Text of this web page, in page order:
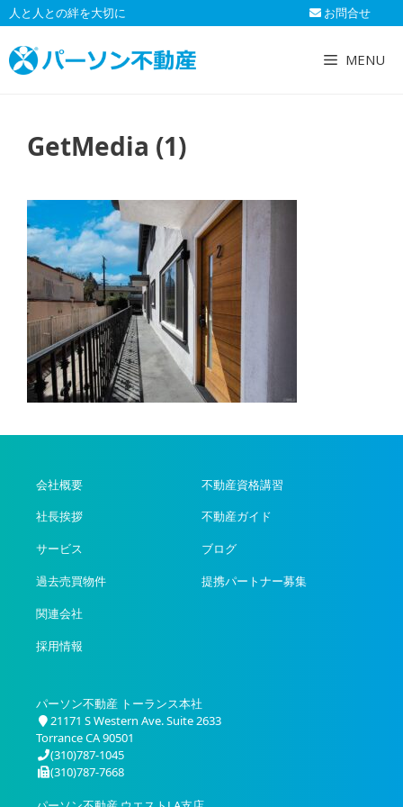
コ
ン
テ
ン
人と人との絆を大切に お問合せ
MENU
GetMedia (1)
会社概要
社長挨拶
サービス
過去売買物件
関連会社
採用情報
不動産資格講習
不動産ガイド
ブログ
提携パートナー募集
パーソン不動産 トーランス本社
21171 S Western Ave. Suite 2633
Torrance CA 90501
(310)787-1045
(310)787-7668